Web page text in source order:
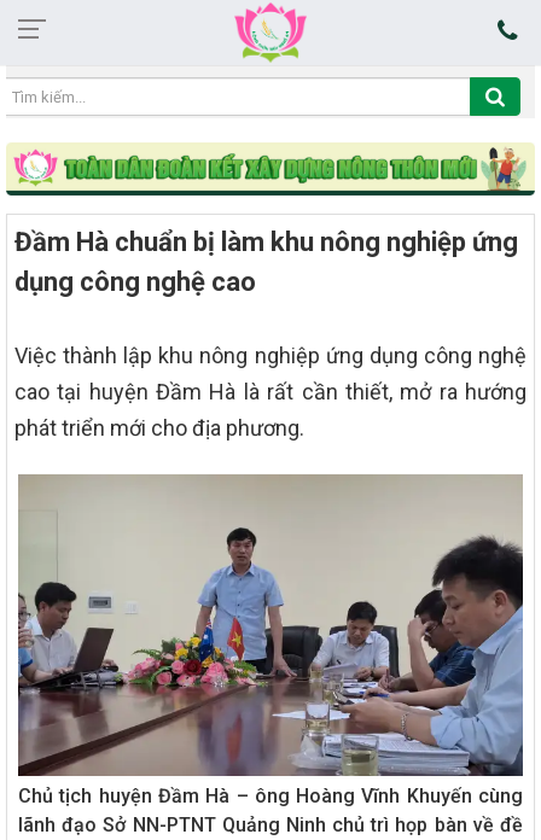
22:46:02 06/08/2026
Đầm Hà chuẩn bị làm khu nông nghiệp ứng
dụng công nghệ cao
Việc thành lập khu nông nghiệp ứng dụng công nghệ
cao tại huyện Đầm Hà là rất cần thiết, mở ra hướng
phát triển mới cho địa phương.
Chủ tịch huyện Đầm Hà – ông Hoàng Vĩnh Khuyến cùng
lãnh đạo Sở NN-PTNT Quảng Ninh chủ trì họp bàn về đề